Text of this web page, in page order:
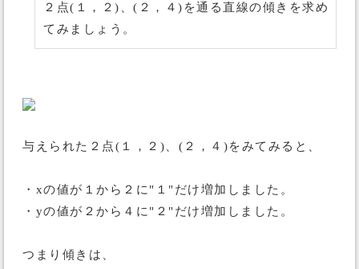
２点(１，２)、(２，４)を通る直線の傾きを求め
てみましょう。
与えられた２点(１，２)、(２，４)をみてみると、
・xの値が１から２に"１"だけ増加しました。
・yの値が２から４に"２"だけ増加しました。
つまり傾きは、